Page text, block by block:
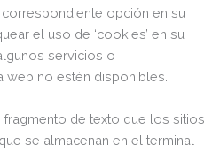
opción en su
el uso de ‘cookies’ en su
servicios o
web no estén disponibles.
fragmento de texto que los sitios
se almacenan en el terminal